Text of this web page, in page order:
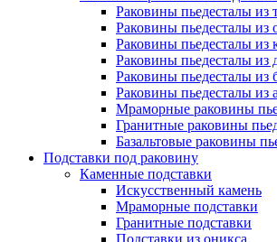
Раковины пьедесталы из
Раковины пьедесталы из
Раковины пьедесталы из
Раковины пьедесталы из
Раковины пьедесталы из
Раковины пьедесталы из
Мраморные раковины
Гранитные раковины
Базальтовые раковины
Подставки под раковину
Каменные подставки
Искусственный камень
Мраморные подставки
Гранитные подставки
Подставки из оникса